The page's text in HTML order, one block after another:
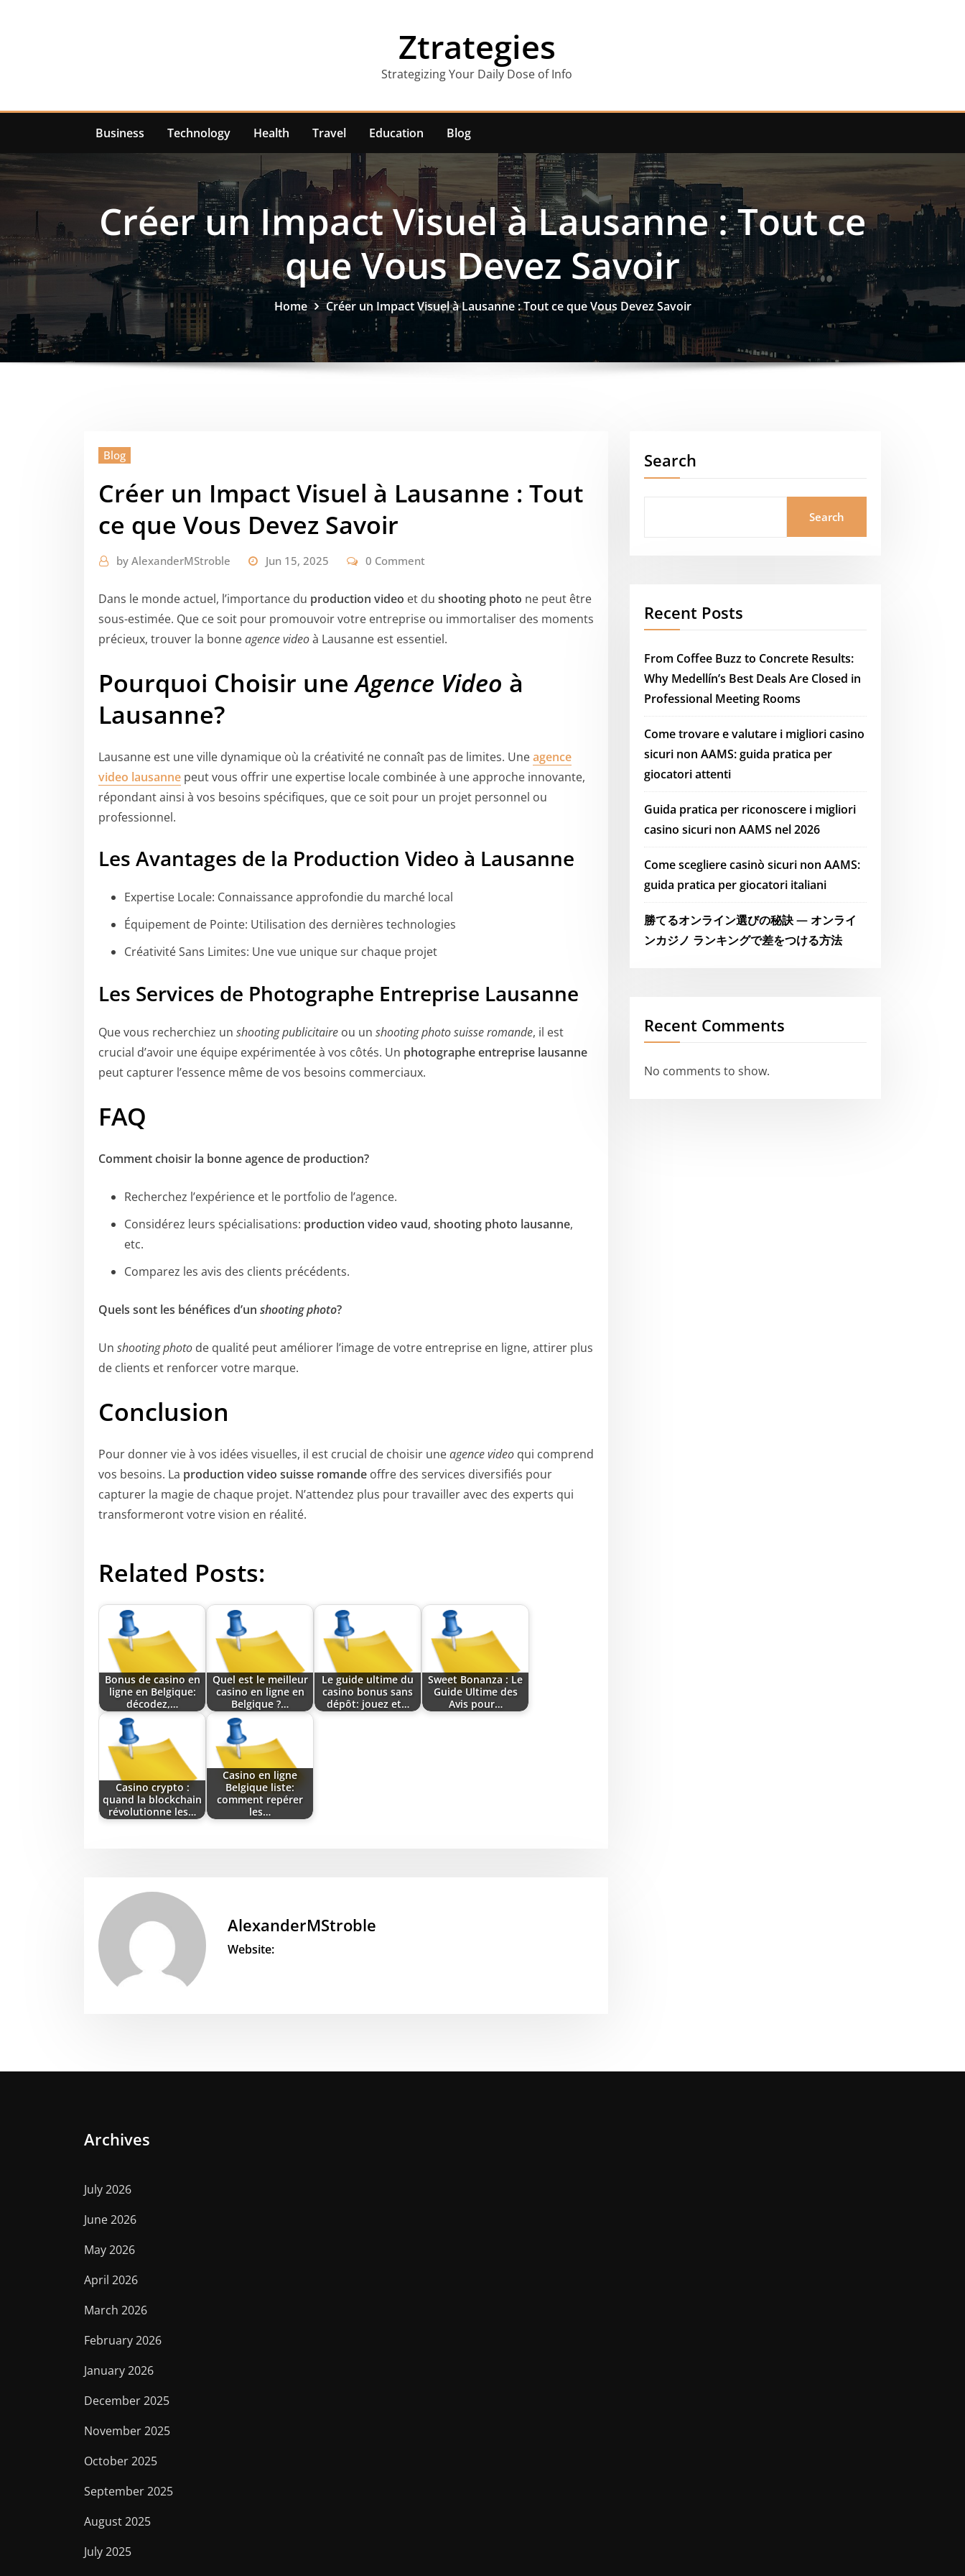
Ztrategies
Strategizing Your Daily Dose of Info
Business Technology Health Travel Education Blog
Créer un Impact Visuel à Lausanne : Tout ce
que Vous Devez Savoir
Home Créer un Impact Visuel à Lausanne : Tout ce que Vous Devez Savoir
Blog
Créer un Impact Visuel à Lausanne : Tout
ce que Vous Devez Savoir
by AlexanderMStroble Jun 15, 2025 0 Comment
Dans le monde actuel, l’importance du production video et du shooting photo ne peut être
sous-estimée. Que ce soit pour promouvoir votre entreprise ou immortaliser des moments
précieux, trouver la bonneagence videoà Lausanne est essentiel.
Pourquoi Choisir uneAgence Video à
Lausanne?
Lausanne est une ville dynamique où la créativité ne connaît pas de limites. Uneagence
video lausanne peut vous offrir une expertise locale combinée à une approche innovante,
répondant ainsi à vos besoins spécifiques, que ce soit pour un projet personnel ou
professionnel.
Les Avantages de la Production Video à Lausanne
Expertise Locale: Connaissance approfondie du marché local
Équipement de Pointe: Utilisation des dernières technologies
Créativité Sans Limites: Une vue unique sur chaque projet
Les Services de Photographe Entreprise Lausanne
Que vous recherchiez un shooting publicitaire ou un shooting photo suisse romande, il est
crucial d’avoir une équipe expérimentée à vos côtés. Un photographe entreprise lausanne
peut capturer l’essence même de vos besoins commerciaux.
FAQ
Comment choisir la bonne agence de production?
Recherchez l’expérience et le portfolio de l’agence.
Considérez leurs spécialisations: production video vaud, shooting photo lausanne,
etc.
Comparez les avis des clients précédents.
Quels sont les bénéfices d’un shooting photo?
Un shooting photo de qualité peut améliorer l’image de votre entreprise en ligne, attirer plus
de clients et renforcer votre marque.
Conclusion
Pour donner vie à vos idées visuelles, il est crucial de choisir uneagence video qui comprend
vos besoins. La production video suisse romande offre des services diversifiés pour
capturer la magie de chaque projet. N’attendez plus pour travailler avec des experts qui
transformeront votre vision en réalité.
Related Posts:
Bonus de casino en
ligne en Belgique:
décodez,…
Quel est le meilleur
casino en ligne en
Belgique ?…
Le guide ultime du
casino bonus sans
dépôt: jouez et…
Sweet Bonanza : Le
Guide Ultime des
Avis pour…
Casino crypto :
quand la blockchain
révolutionne les…
Casino en ligne
Belgique liste:
comment repérer
les…
AlexanderMStroble
Website:
Search
Search
Recent Posts
From Coffee Buzz to Concrete Results:
Why Medellín’s Best Deals Are Closed in
Professional Meeting Rooms
Come trovare e valutare i migliori casino
sicuri non AAMS: guida pratica per
giocatori attenti
Guida pratica per riconoscere i migliori
casino sicuri non AAMS nel 2026
Come scegliere casinò sicuri non AAMS:
guida pratica per giocatori italiani
勝てるオンライン選びの秘訣 — オンライ
ンカジノ ランキングで差をつける方法
Recent Comments
No comments to show.
Archives
July 2026
June 2026
May 2026
April 2026
March 2026
February 2026
January 2026
December 2025
November 2025
October 2025
September 2025
August 2025
July 2025